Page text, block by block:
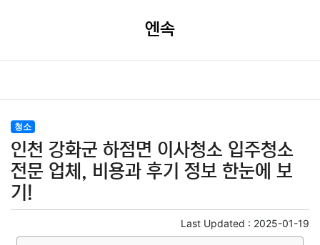
엔속
청소
인천 강화군 하점면 이사청소 입주청소
전문 업체, 비용과 후기 정보 한눈에 보
기!
Last Updated : 2025-01-19